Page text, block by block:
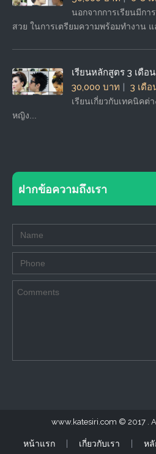
นอกจากการเรียนมีกา
สวย ในการเตรียมความพร้อมทำงาน แ
เรียนหลักสูตร 3 เดือน
30,000 บาท
3 เดือ
เรียนเกี่ยวกับเทคนิคต่
หญิง...
ฝากข้อความถึงเรา
www.katesiri.com 2017 .
หน้าแรก เกี่ยวกับเรา หลั